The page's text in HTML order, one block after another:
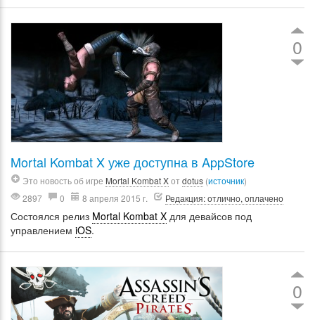
0
Mortal Kombat X уже доступна в AppStore
Это новость об игре Mortal Kombat Xотdotus (источник)
2897
0 8 апреля 2015 г. Редакция: отлично, оплачено
Состоялся релиз Mortal Kombat X для девайсов под
управлением iOS.
0